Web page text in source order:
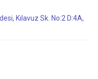
Kılavuz Sk. No:2 D:4A,